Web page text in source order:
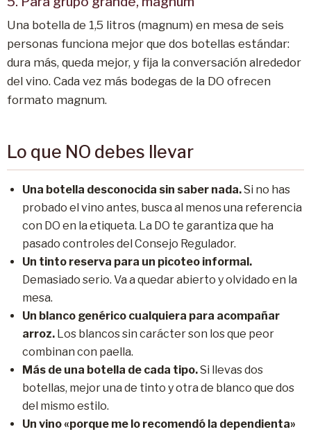
Una botella de 1,5 litros (magnum) en mesa de seis
personas funciona mejor que dos botellas estándar:
dura más, queda mejor, y fija la conversación alrededor
del vino. Cada vez más bodegas de la DO ofrecen
formato magnum.
Lo que NO debes llevar
Una botella desconocida sin saber nada.Si no has
probado el vino antes, busca al menos una referencia
con DO en la etiqueta. La DO te garantiza que ha
pasado controles del Consejo Regulador.
Un tinto reserva para un picoteo informal.
Demasiado serio. Va a quedar abierto y olvidado en la
mesa.
Un blanco genérico cualquiera para acompañar
arroz. Los blancos sin carácter son los que peor
combinan con paella.
Más de una botella de cada tipo.Si llevas dos
botellas, mejor una de tinto y otra de blanco que dos
del mismo estilo.
Un vino «porque me lo recomendó la dependienta»